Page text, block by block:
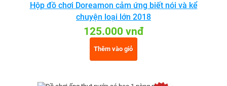
Hộp đồ chơi Doreamon cảm ứng biết nói và kể
chuyện loại lớn 2018
125.000 vnđ
Thêm vào giỏ